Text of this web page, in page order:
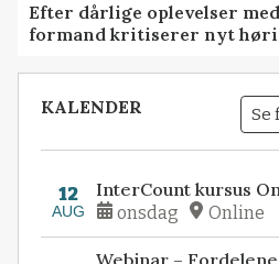
Efter dårlige oplevelser
formand kritiserer nyt
KALENDER Se
12
AUG
InterCount kursus
onsdag Online
Webinar –